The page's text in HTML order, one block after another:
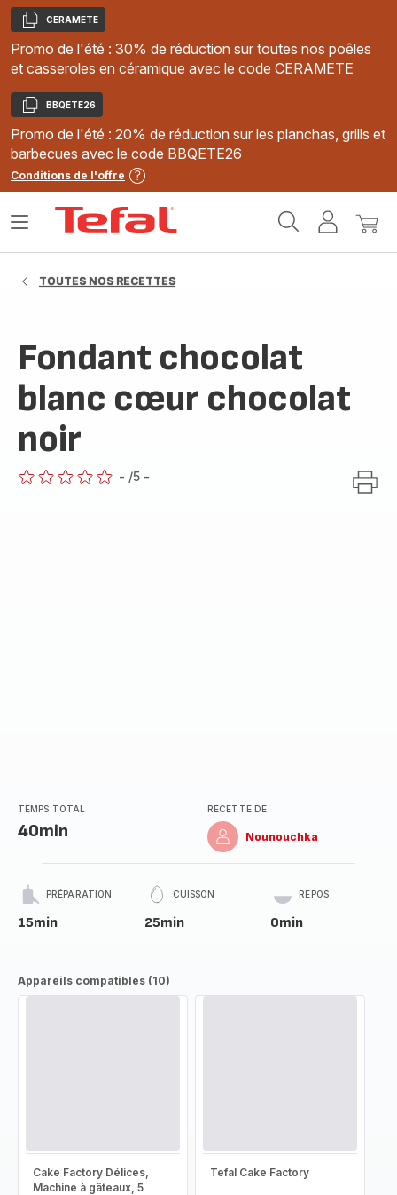
Copier
CERAMETE
Promo de l'été : 30% de réduction sur toutes nos poêles
et casseroles en céramique avec le code CERAMETE
Copier
BBQETE26
Promo de l'été : 20% de réduction sur les planchas, grills et
barbecues avec le code BBQETE26
Conditions de l'offre
MonMon
Ouvrir
TOUTES NOS RECETTES
Fondant chocolat
blanc cœur chocolat
noir
- /5 -
TEMPS TOTAL
40min
RECETTE DE
Nounouchka
PRÉPARATION
15min
CUISSON
25min
REPOS
0min
Appareils compatibles (10)
Cake Factory Délices,
Machine à gâteaux, 5
Tefal Cake Factory